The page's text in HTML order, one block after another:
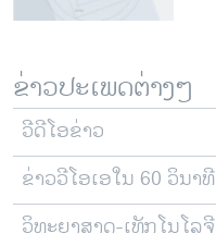
ລາຍງານ
ພາສາຕ່າງໆ
ຂ່າວປະເພດຕ່າງໆ
ວີດີໂອຂ່າວ
ຂ່າວວີໂອເອໃນ 60 ວິນາທີ
ວິທະຍາສາດ-ເທັກໂນໂລຈີ